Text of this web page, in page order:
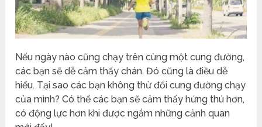
Nếu ngày nào cũng chạy trên cùng một cung đường,
các bạn sẽ dễ cảm thấy chán. Đó cũng là điều dễ
hiểu. Tại sao các bạn không thử đổi cung đường chạy
của mình? Có thể các bạn sẽ cảm thấy hứng thú hơn,
có động lực hơn khi được ngắm những cảnh quan